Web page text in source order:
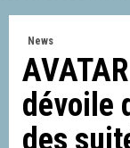
News
dévoile
des